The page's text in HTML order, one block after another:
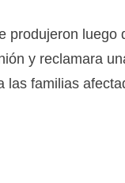
produjeron
y reclamara
las familias